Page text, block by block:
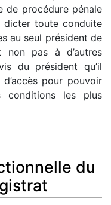
de procédure pénale
dicter toute conduite
au seul président de
non pas à d’autres
du président qu’il
pour pouvoir
conditions les plus
du